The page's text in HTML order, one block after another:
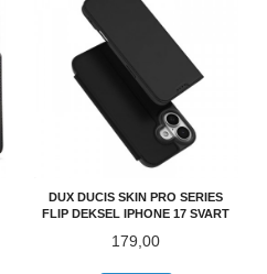
DUX DUCIS SKIN PRO SERIES
FLIP DEKSEL IPHONE 17 SVART
Pris
179,00